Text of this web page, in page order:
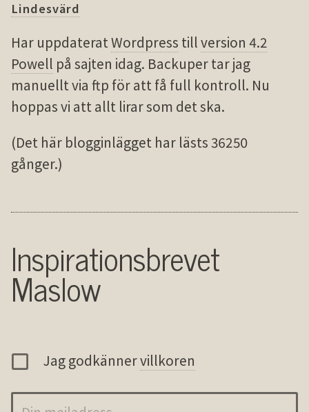
Lindesvärd
Har uppdateratWordpress tillversion 4.2
Powell på sajten idag. Backuper tar jag
manuellt via ftp för att få full kontroll. Nu
hoppas vi att allt lirar som det ska.
(Det här blogginlägget har lästs 36250
gånger.)
Inspirationsbrevet
Maslow
Jag godkännervillkoren